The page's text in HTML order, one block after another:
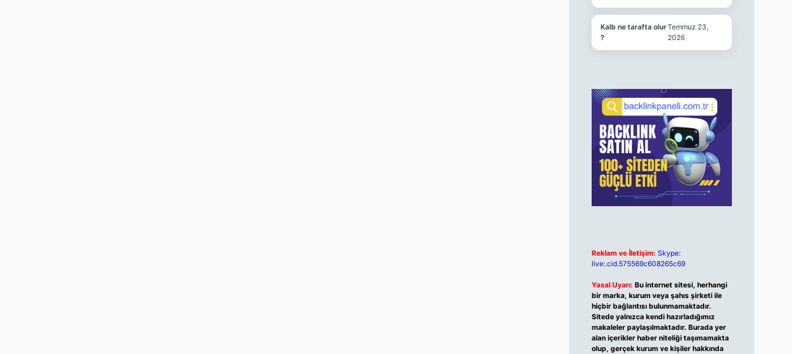
Kalb ne tarafta olur
?
Temmuz 23,
2026
Reklam ve İletişim: Skype:
live:.cid.575569c608265c69
Yasal Uyarı: Bu internet sitesi, herhangi
bir marka, kurum veya şahıs şirketi ile
hiçbir bağlantısı bulunmamaktadır.
Sitede yalnızca kendi hazırladığımız
makaleler paylaşılmaktadır. Burada yer
alan içerikler haber niteliği taşımamakta
olup, gerçek kurum ve kişiler hakkında